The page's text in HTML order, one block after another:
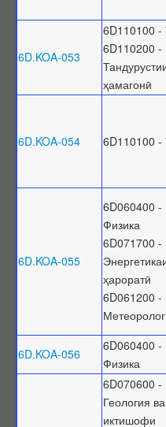
6D.KOA-053
6D110100 -
6D110200 -
ҳамагонӣ
6D.KOA-054 6D110100 -
6D.KOA-055
6D060400 -
Физика
6D071700 -
ҳароратӣ
6D061200 -
6D.KOA-056
6D060400 -
Физика
6D070600 -
Геология ва
иктишофи